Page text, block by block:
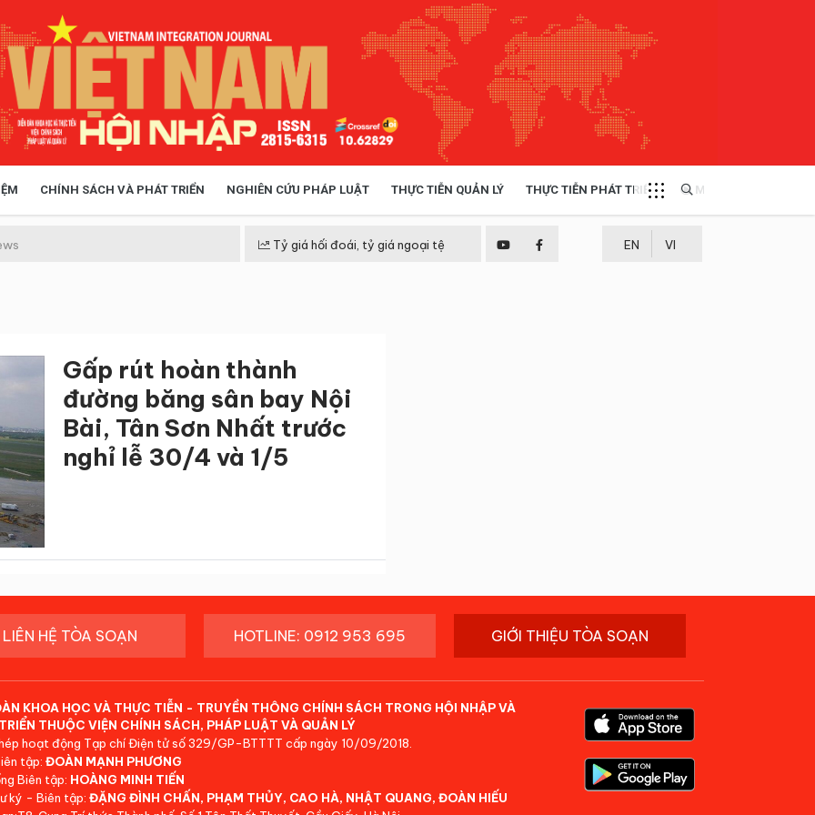
CHÍNH SÁCH VÀ PHÁT TRIỂN NGHIÊN CỨU PHÁP LUẬT THỰC TIỄN QUẢN LÝ THỰC TIỄN PHÁT TRIỂN MULTIMEDIA
Tỷ giá hối đoái, tỷ giá ngoại tệ EN VI
Gấp rút hoàn thành
đường băng sân bay Nội
Bài, Tân Sơn Nhất trước
nghỉ lễ 30/4 và 1/5
LIÊN HỆ TÒA SOẠN HOTLINE: 0912 953 695 GIỚI THIỆU TÒA SOẠN
KHOA HỌC VÀ THỰC TIỄN - TRUYỀN THÔNG CHÍNH SÁCH TRONG HỘI NHẬP VÀ
THUỘC VIỆN CHÍNH SÁCH, PHÁP LUẬT VÀ QUẢN LÝ
hoạt động Tạp chí Điện tử số 329/GP-BTTTT cấp ngày 10/09/2018.
tập: ĐOÀN MẠNH PHƯƠNG
Biên tập: HOÀNG MINH TIẾN
ký - Biên tập: ĐẶNG ĐÌNH CHẤN, PHẠM THỦY, CAO HÀ, NHẬT QUANG, ĐOÀN HIẾU